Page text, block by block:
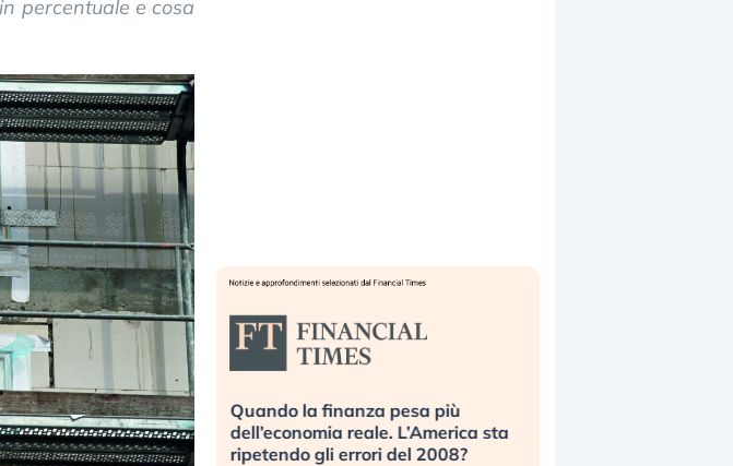
percentuale e cosa
è rovinata». Investitori
dopo lo scoppio
Quando la finanza pesa più
dell’economia reale. L’America sta
ripetendo gli errori del 2008?